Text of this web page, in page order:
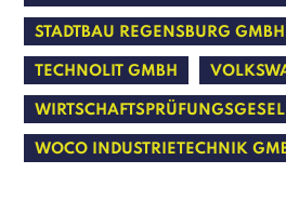
STADTBAU REGENSBURG GMBH
TECHNOLIT GMBH
WOCO INDUSTRIETECHNIK